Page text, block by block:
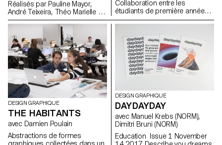
Réalisés par Pauline Mayor,
André Teixeira, Théo Marielle et
Loïc Volkart (3CVdg)
Impression sur Presse Offset
O' Ciuccio Posters en
Letterpress Réalisés par Eliott
Villars (2CVph) et Simon Jaton
(2AV) Impression sur Presses à
épreuves UNTITLED Posters en
Letterpress Réalisés par
Guillaume Besson, Lucas
Haussener et Kenza Saleh
(1CVdg) Impression sur
Presses à épreuves Book, Tale,
Page, Read Marque-pages en
hot-foil Réalisés par Eilean
Thomas Le Provost (Assistants
Collaboration entre les
étudiants de première année
Bachelor Design Graphique et
DESIGN GRAPHIQUE
THE HABITANTS
avec Damien Poulain
Abstractions de formes
DESIGN GRAPHIQUE
DAYDAYDAY
avec Manuel Krebs (NORM),
Dimitri Bruni (NORM)
Education Issue 1 November